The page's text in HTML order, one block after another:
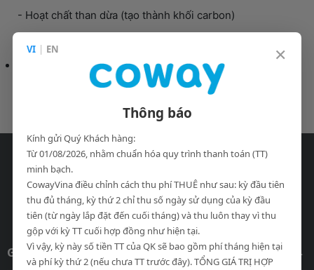
- Hoạt chất than dừa (tạo thành khối carbon)
Thời gian thay thế: 18 tháng
Công ty TNHH Coway Vina.
Trang chính thức của Coway tại Việt Nam.
Giới thiệu
VI | EN ×
Thông báo
Kính gửi Quý Khách hàng:
Từ 01/08/2026, nhằm chuẩn hóa quy trình thanh toán (TT)
minh bạch.
CowayVina điều chỉnh cách thu phí THUÊ như sau: kỳ đầu tiên
thu đủ tháng, kỳ thứ 2 chỉ thu số ngày sử dụng của kỳ đầu
tiên (từ ngày lắp đặt đến cuối tháng) và thu luôn thay vì thu
gộp với kỳ TT cuối hợp đồng như hiện tại.
Vì vậy, kỳ này số tiền TT của QK sẽ bao gồm phí tháng hiện tại
và phí kỳ thứ 2 (nếu chưa TT trước đây). TỔNG GIÁ TRỊ HỢP